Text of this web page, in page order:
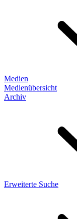
Medien
Medienübersicht
Archiv
Erweiterte Suche